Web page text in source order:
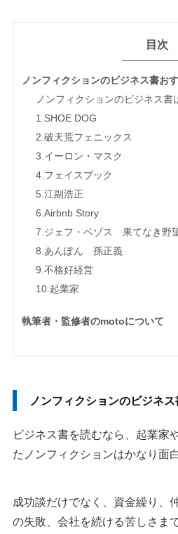
目次
ノンフィクションのビジネス書お
ノンフィクションのビジネス書
1.SHOE DOG
2.破天荒フェニックス
3.イーロン・マスク
4.フェイスブック
5.江副浩正
6.Airbnb Story
7.ジェフ・ベゾス 果てなき野
8.あんぽん 孫正義
9.不格好経営
10.起業家
執筆者・監修者のmotoについて
ノンフィクションのビジネ
ビジネス書を読むなら、起業家
たノンフィクションはかなり面
成功談だけでなく、資金繰り、
の失敗、会社を続ける苦しさま